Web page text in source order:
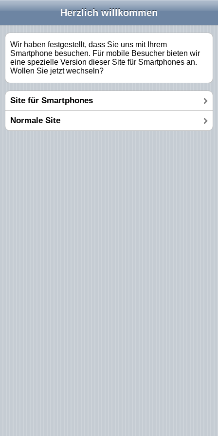
Herzlich willkommen
Wir haben festgestellt, dass Sie uns mit Ihrem
Smartphone besuchen. Für mobile Besucher bieten wir
eine spezielle Version dieser Site für Smartphones an.
Wollen Sie jetzt wechseln?
Site für Smartphones
Normale Site